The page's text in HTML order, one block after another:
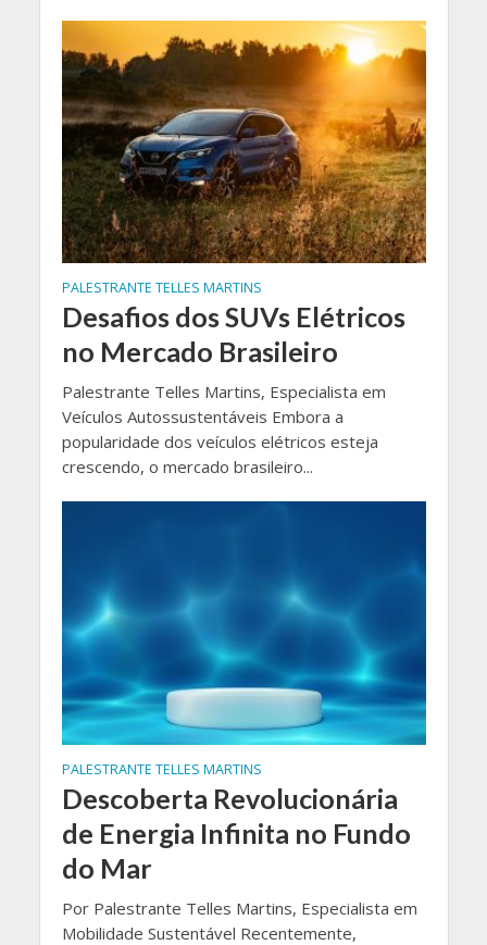
PALESTRANTE TELLES MARTINS
Desafios dos SUVs Elétricos
no Mercado Brasileiro
Palestrante Telles Martins, Especialista em
Veículos Autossustentáveis Embora a
popularidade dos veículos elétricos esteja
crescendo, o mercado brasileiro...
PALESTRANTE TELLES MARTINS
Descoberta Revolucionária
de Energia Infinita no Fundo
do Mar
Por Palestrante Telles Martins, Especialista em
Mobilidade Sustentável Recentemente,